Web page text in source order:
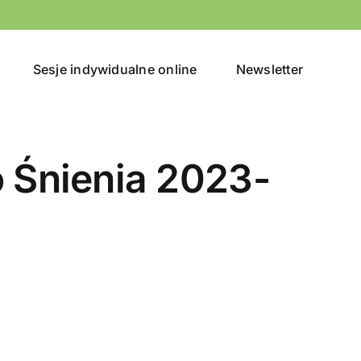
Sesje indywidualne online Newsletter
Śnienia 2023-